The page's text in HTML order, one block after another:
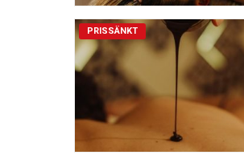
PRISSÄNKT